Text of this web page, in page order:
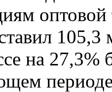
оптовой
на 27,3%